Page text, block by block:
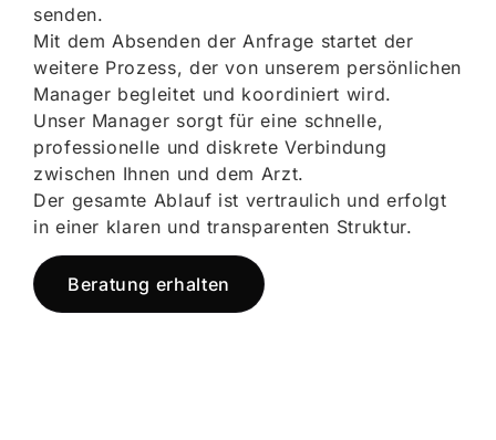
senden.
Mit dem Absenden der Anfrage startet der
weitere Prozess, der von unserem persönlichen
Manager begleitet und koordiniert wird.
Unser Manager sorgt für eine schnelle,
professionelle und diskrete Verbindung
zwischen Ihnen und dem Arzt.
Der gesamte Ablauf ist vertraulich und erfolgt
in einer klaren und transparenten Struktur.
Beratung erhalten